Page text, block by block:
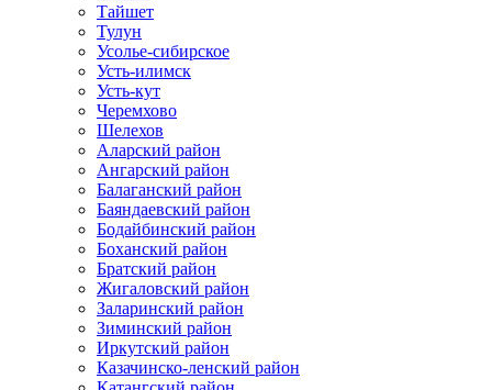
Тайшет
Тулун
Усолье-сибирское
Усть-илимск
Усть-кут
Черемхово
Шелехов
Аларский район
Ангарский район
Балаганский район
Баяндаевский район
Бодайбинский район
Боханский район
Братский район
Жигаловский район
Заларинский район
Зиминский район
Иркутский район
Казачинско-ленский район